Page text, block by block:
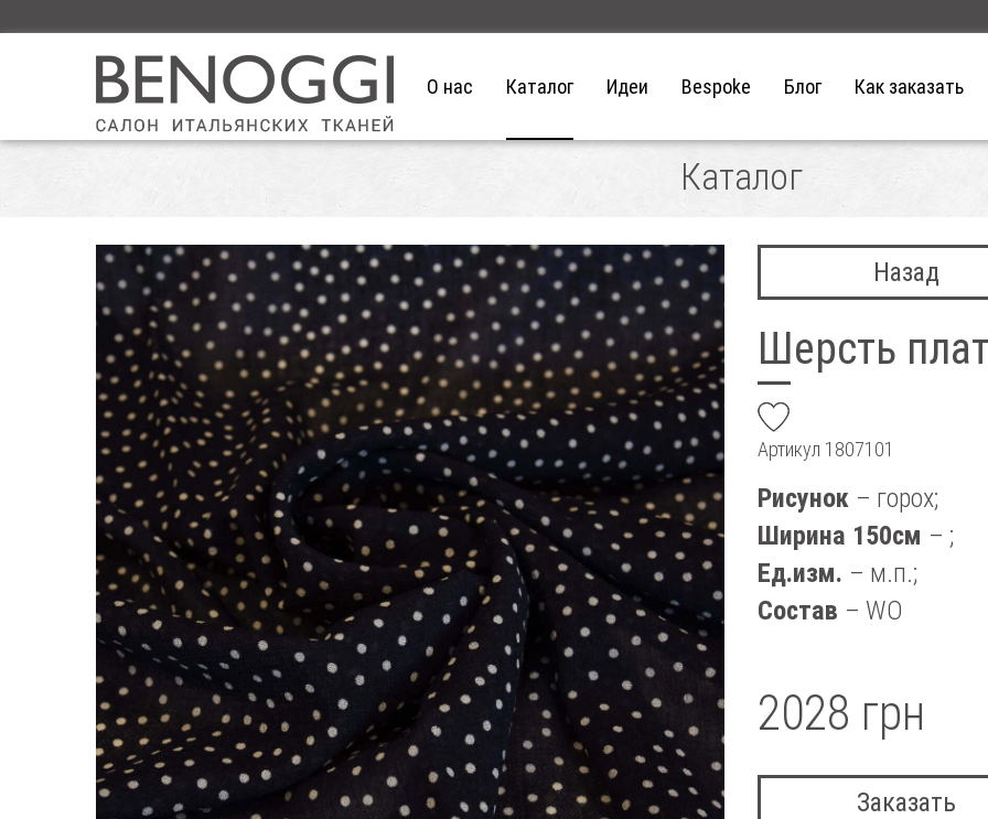
О нас Каталог Идеи Bespoke Блог Как заказать
Каталог
Назад
Шерсть
Артикул 1807101
Рисунок – горох;
Ширина 150см – ;
Ед.изм. – м.п.;
Состав – WO
2028 грн
Заказать